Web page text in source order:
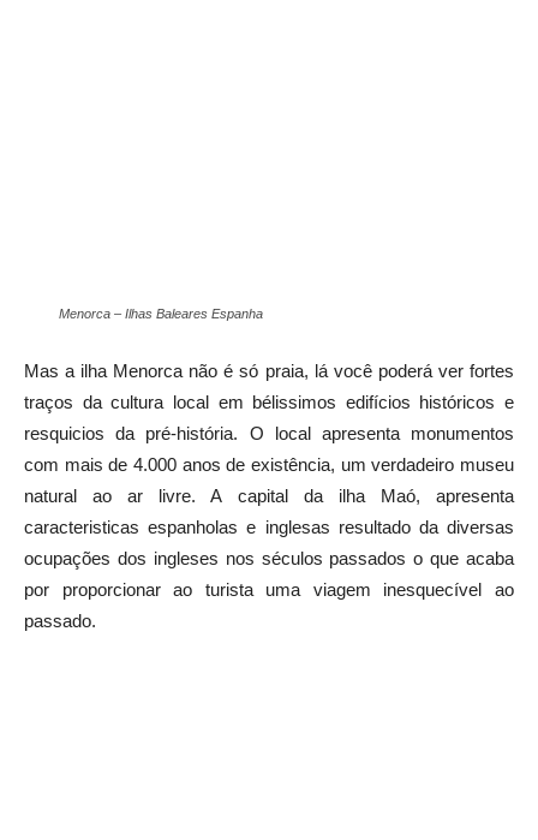
Menorca – Ilhas Baleares Espanha
Mas a ilha Menorca não é só praia, lá você poderá ver fortes
traços da cultura local em bélissimos edifícios históricos e
resquicios da pré-história. O local apresenta monumentos
com mais de 4.000 anos de existência, um verdadeiro museu
natural ao ar livre. A capital da ilha Maó, apresenta
caracteristicas espanholas e inglesas resultado da diversas
ocupações dos ingleses nos séculos passados o que acaba
por proporcionar ao turista uma viagem inesquecível ao
passado.